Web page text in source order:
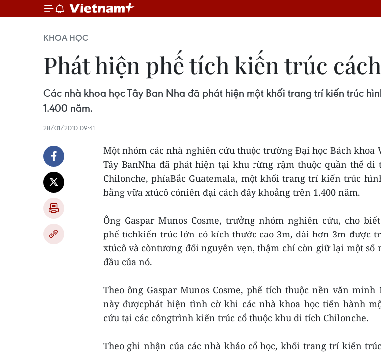
KHOA HỌC
Phát hiện phế tích kiến trúc
Các nhà khoa học Tây Ban Nha đã phát hiện một khối trang trí kiến trúc
1.400 năm.
28/01/2010 09:41
Một nhóm các nhà nghiên cứu thuộc trường Đại học Bách khoa
Tây BanNha đã phát hiện tại khu rừng rậm thuộc quần thể di
Chilonche, phíaBắc Guatemala, một khối trang trí kiến trúc
bằng vữa xtúcô cóniên đại cách đây khoảng trên 1.400 năm.
Ông Gaspar Munos Cosme, trưởng nhóm nghiên cứu, cho
phế tíchkiến trúc lớn có kích thước cao 3m, dài hơn 3m được
xtúcô và còntương đối nguyên vẹn, thậm chí còn giữ lại một số
đầu của nó.
Theo ông Gaspar Munos Cosme, phế tích thuộc nền văn minh
này đượcphát hiện tình cờ khi các nhà khoa học tiến hành
cứu tại các côngtrình kiến trúc cổ thuộc khu di tích Chilonche.
Theo ghi nhận của các nhà khảo cổ học, khối trang trí kiến